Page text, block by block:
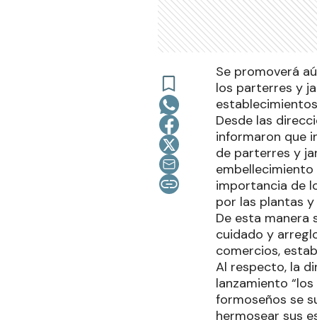
Se promoverá
los parterres y
Desde las
informaron que
de parterres y
importancia de
por las plantas y
De esta manera
cuidado y
comercios,
Al respecto, la
lanzamiento
formoseños se
hermosear sus